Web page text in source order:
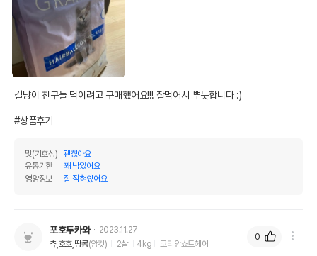
오메가6
수분
탄수화물
기타성분
비타민E 200IU/kg, 아연 100mg/kg
원료구성
코발트),염화칼륨,비타민보충제(비타민A,비타민
D,비타민E,비타민K,티아민,리보플라빈,피리독
길냥이 친구들 먹이려고 구매했어요!!! 잘먹어서 뿌듯합니다 :)
#상품후기
맛(기호성)
괜찮아요
유통기한
꽤 남았어요
영양정보
잘 적혀있어요
포호투카와
2023.11.27
츄,호호,땅콩(암컷) 2살 4kg 코리안쇼트헤어
0